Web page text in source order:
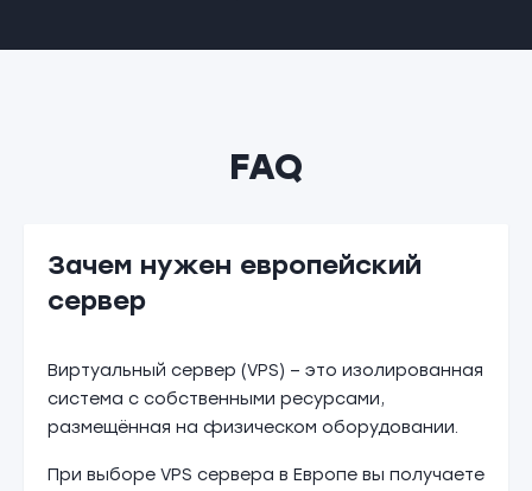
FAQ
Зачем нужен европейский
сервер
Виртуальный сервер (VPS) – это изолированная
система с собственными ресурсами,
размещённая на физическом оборудовании.
При выборе VPS сервера в Европе вы получаете